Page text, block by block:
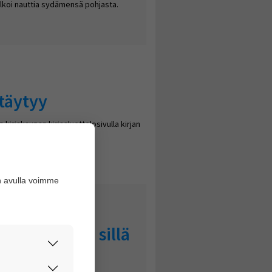
nauttia sydämensä pohjasta.
kirjakaupan kirjasluettelosivulla kirjan
jos sillä
avulla voimme